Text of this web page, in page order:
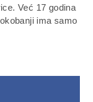
Već 17 godina
ima samo